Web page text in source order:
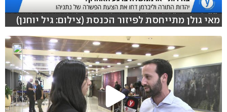
מאי גולן מתייחסת לפיזור הכנסת (צילום: גיל יוחנן)